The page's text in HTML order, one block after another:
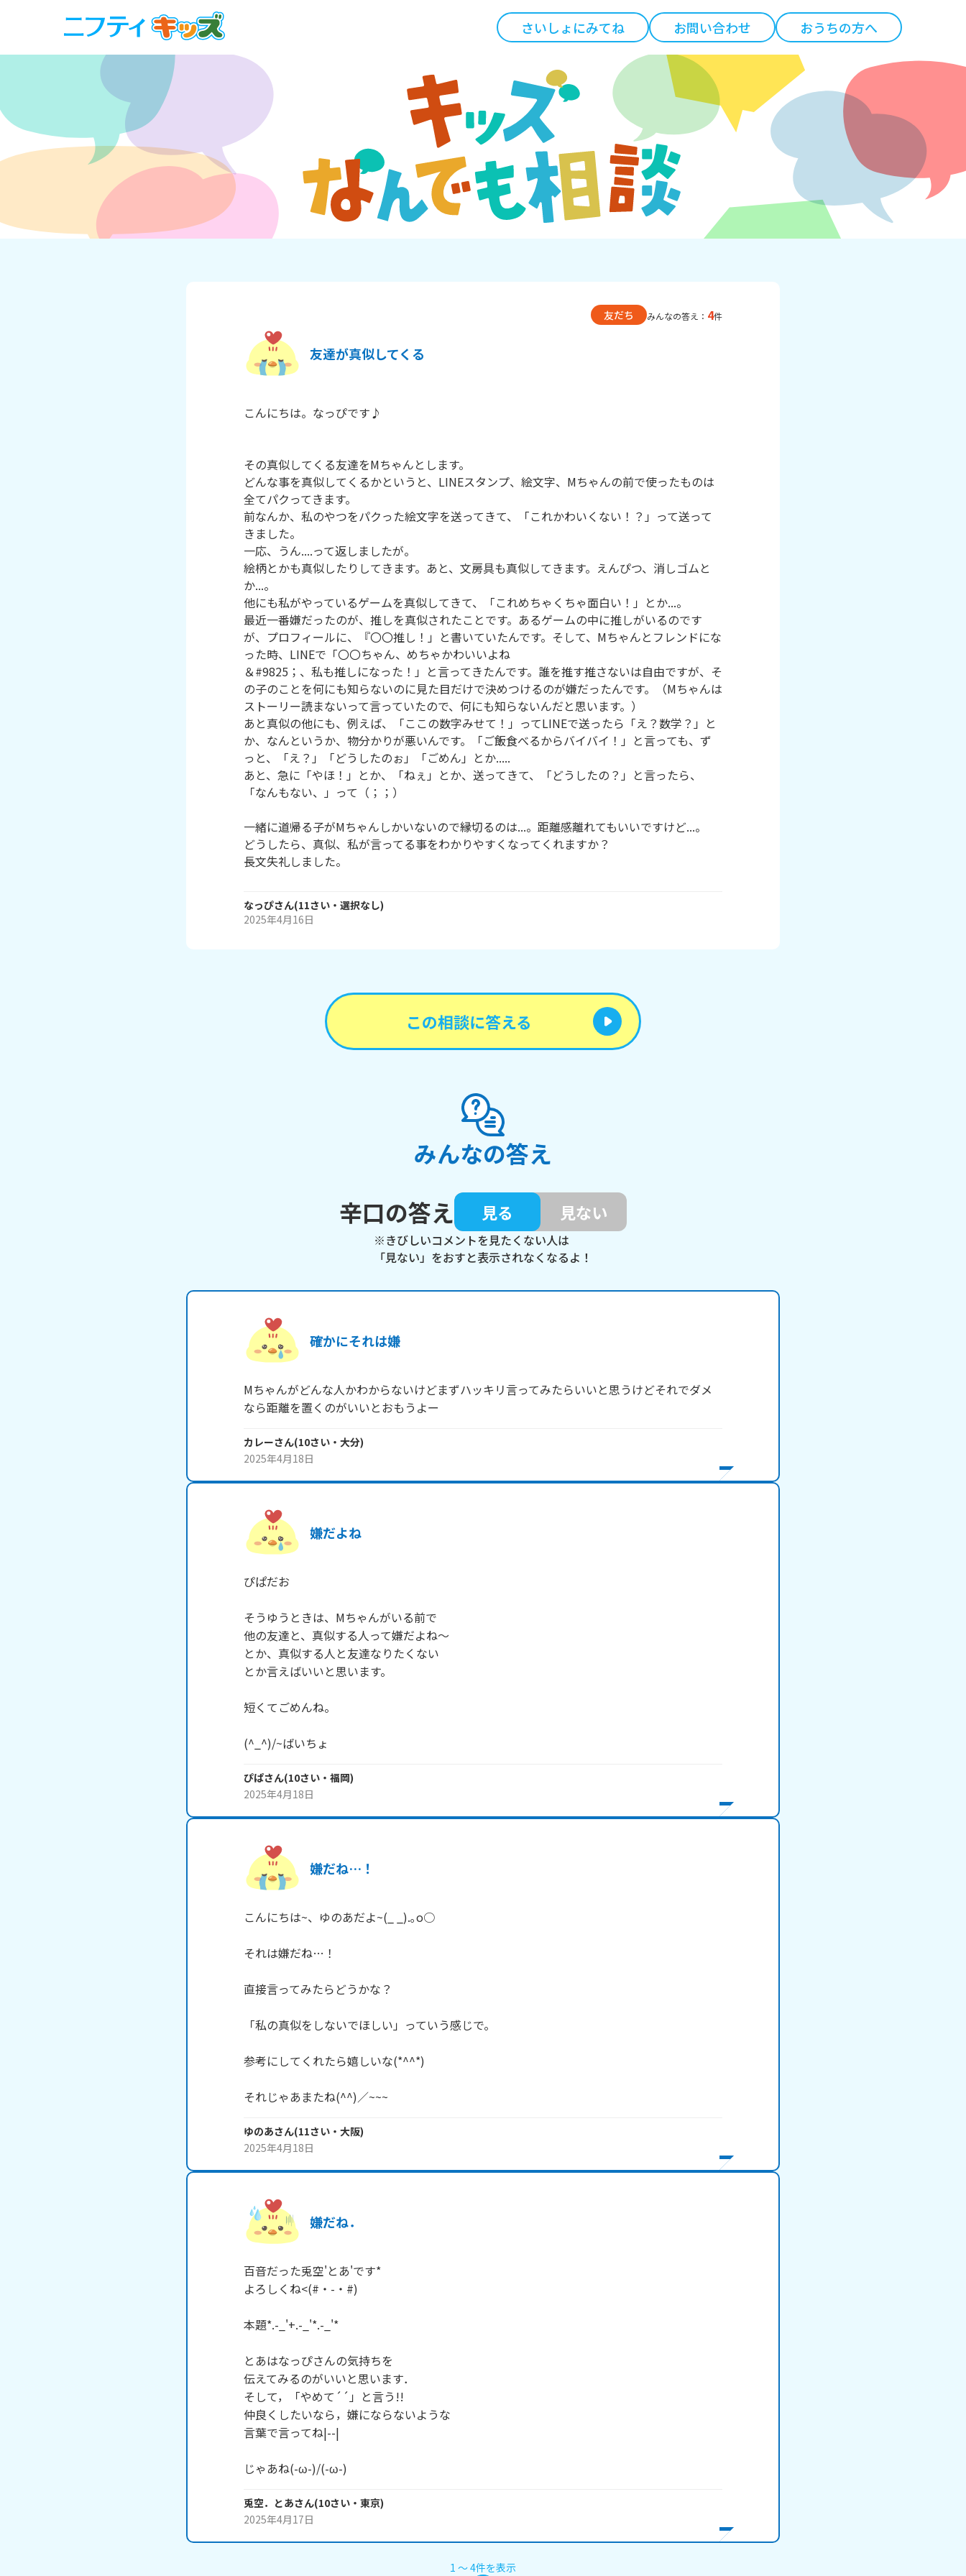
さいしょにみてね お問い合わせ おうちの方へ
友だち みんなの答え： 4件
友達が真似してくる
こんにちは。なっぴです♪
その真似してくる友達をMちゃんとします。
どんな事を真似してくるかというと、LINEスタンプ、絵文字、Mちゃんの前で使ったものは
全てパクってきます。
前なんか、私のやつをパクった絵文字を送ってきて、「これかわいくない！？」って送って
きました。
一応、うん....って返しましたが。
絵柄とかも真似したりしてきます。あと、文房具も真似してきます。えんぴつ、消しゴムと
か...。
他にも私がやっているゲームを真似してきて、「これめちゃくちゃ面白い！」とか...。
最近一番嫌だったのが、推しを真似されたことです。あるゲームの中に推しがいるのです
が、プロフィールに、『〇〇推し！」と書いていたんです。そして、Mちゃんとフレンドにな
った時、LINEで「〇〇ちゃん、めちゃかわいいよね
＆#9825；、私も推しになった！」と言ってきたんです。誰を推す推さないは自由ですが、そ
の子のことを何にも知らないのに見た目だけで決めつけるのが嫌だったんです。（Mちゃんは
ストーリー読まないって言っていたので、何にも知らないんだと思います。）
あと真似の他にも、例えば、「ここの数字みせて！」ってLINEで送ったら「え？数学？」と
か、なんというか、物分かりが悪いんです。「ご飯食べるからバイバイ！」と言っても、ず
っと、「え？」「どうしたのぉ」「ごめん」とか.....
あと、急に「やほ！」とか、「ねぇ」とか、送ってきて、「どうしたの？」と言ったら、
「なんもない、」って（；；）
一緒に道帰る子がMちゃんしかいないので縁切るのは...。距離感離れてもいいですけど...。
どうしたら、真似、私が言ってる事をわかりやすくなってくれますか？
なっぴさん(11さい・ 選択なし)
2025年4月16日
この相談に答える
みんなの答え
辛口の答え
見る 見ない
※きびしいコメントを見たくない人は
「見ない」をおすと表示されなくなるよ！
確かにそれは嫌
Mちゃんがどんな人かわからないけどまずハッキリ言ってみたらいいと思うけどそれでダメ
なら距離を置くのがいいとおもうよー
カレーさん(10さい・ 大分)
2025年4月18日
嫌だよね
ぴぱだお
そうゆうときは、Mちゃんがいる前で
他の友達と、真似する人って嫌だよね～
とか、真似する人と友達なりたくない
とか言えばいいと思います。
短くてごめんね。
(^_^)/~ばいちょ
ぴぱさん(10さい・ 福岡)
2025年4月18日
嫌だね…！
こんにちは~、ゆのあだよ~(_ _).｡o○
それは嫌だね…！
直接言ってみたらどうかな？
「私の真似をしないでほしい」っていう感じで。
参考にしてくれたら嬉しいな(*^^*)
それじゃあまたね(^^)／~~~
ゆのあさん(11さい・ 大阪)
2025年4月18日
嫌だね．
百音だった兎空'とあ'です*
よろしくね<(#・-・#)
本題*.-_'+.-_'*.-_'*
とあはなっぴさんの気持ちを
伝えてみるのがいいと思います．
そして，「やめて´´」と言う!!
仲良くしたいなら，嫌にならないような
言葉で言ってね|--|
じゃあね(-ω-)/(-ω-)
兎空．とあさん(10さい・ 東京)
2025年4月17日
1 〜4件を表示